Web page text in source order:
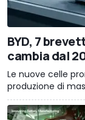
BYD, 7
cambia dal
Le nuove celle
produzione di